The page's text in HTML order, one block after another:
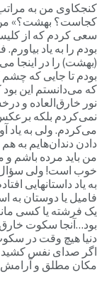
من به مراتب
بهشت؟» من
کردم که از
را به یاد بیاورم.
را در اینجا
تا جایی که چشم
می‌دانستم این
خارق‌العاده و
بلکه
ولی به یاد
دندان‌هایم به
باید مرده باشم
است! ولی سؤال
یاد داستانهایی
یا دوستان به
فرشته یا کسی
سکوت
هیچ وقت در
صدای نفس
مطلق و آرامش